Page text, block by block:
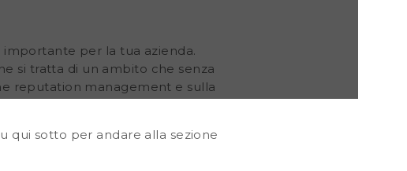
per la tua azienda.
si tratta di un ambito che senza
reputation management e sulla
qui sotto per andare alla sezione